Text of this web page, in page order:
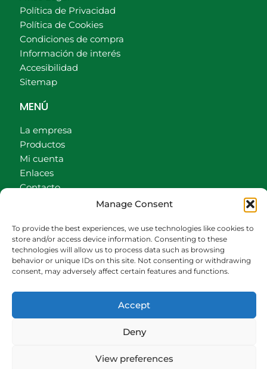
Manage Consent
To provide the best experiences, we use technologies like cookies to
store and/or access device information. Consenting to these
technologies will allow us to process data such as browsing
behavior or unique IDs on this site. Not consenting or withdrawing
consent, may adversely affect certain features and functions.
Accept
Deny
View preferences
Política de Privacidad
Política de Cookies
Condiciones de compra
Información de interés
Accesibilidad
Sitemap
MENÚ
La empresa
Productos
Mi cuenta
Enlaces
Contacto
CONTACTO
942540013
696426646
609472979
comercial@bediaycabarga.com
Fdez. Hontoria 20. Astillero. 39610 Cantabria
De lunes a viernes de 8:30 a 13:00 y de 15:00 a